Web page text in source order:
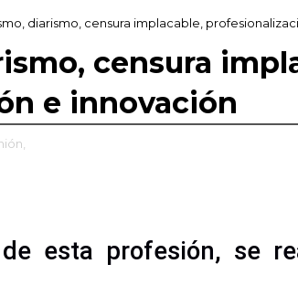
diarismo, censura implacable,
censura
e innovación
esta profesión, se